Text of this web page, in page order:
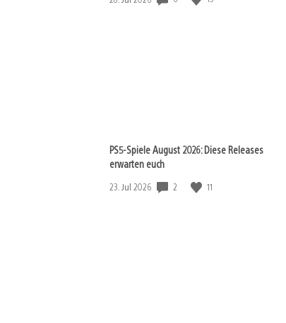
PS5-Spiele August 2026: Diese Releases
erwarten euch
Veröffentlichungsdatum:
23. Jul 2026 2 11